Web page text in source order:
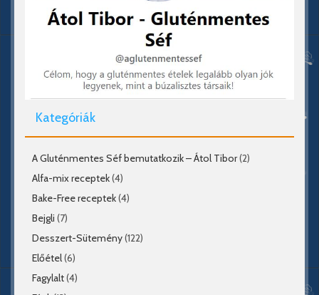
Kategóriák
A Gluténmentes Séf bemutatkozik – Átol Tibor(2)
Alfa-mix receptek(4)
Bake-Free receptek(4)
Bejgli (7)
Desszert-Sütemény(122)
Előétel(6)
Fagylalt(4)